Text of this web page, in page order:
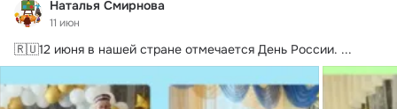
Наталья Смирнова
11 июн
🇷🇺12 июня в нашей стране отмечается День России. ...